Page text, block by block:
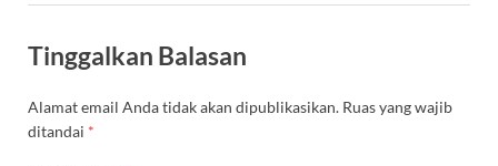
Tinggalkan Balasan
Alamat email Anda tidak akan dipublikasikan. Ruas yang wajib
ditandai *